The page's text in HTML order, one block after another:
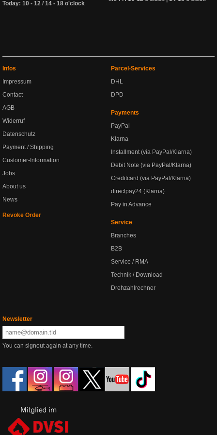
Today: 10 - 12 / 14 - 18 o'clock
Infos
Impressum
Contact
AGB
Widerruf
Datenschutz
Payment / Shipping
Customer-Information
Jobs
About us
News
Revoke Order
Parcel-Services
DHL
DPD
Payments
PayPal
Klarna
Installment (via PayPal/Klarna)
Debit Note (via PayPal/Klarna)
Creditcard (via PayPal/Klarna)
directpay24 (Klarna)
Pay in Advance
Service
Branches
B2B
Service / RMA
Technik / Download
Drehzahlrechner
Newsletter
You can signout again at any time.